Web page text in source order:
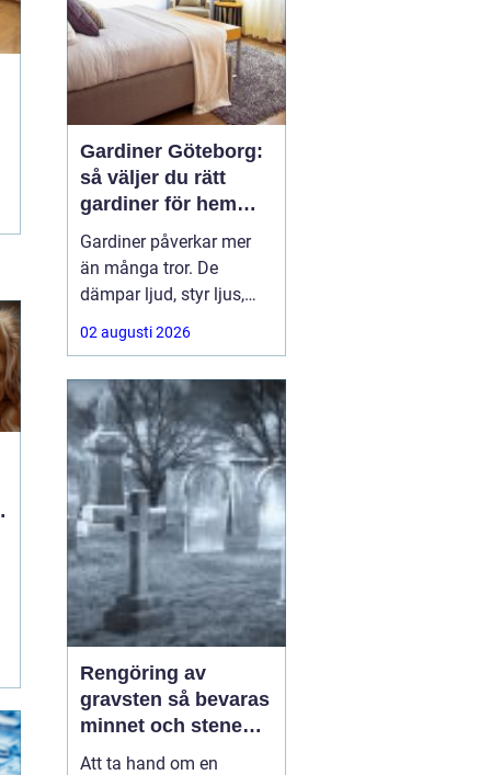
Gardiner Göteborg:
så väljer du rätt
gardiner för hem
och offentlig miljö
Gardiner påverkar mer
än många tror. De
dämpar ljud, styr ljus,
ramar in utsikten och
sätter ton för hela
söker
02 augusti 2026
Rengöring av
gravsten så bevaras
minnet och stenen
håller längre
Att ta hand om en